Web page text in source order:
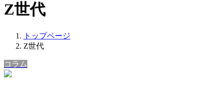
Z世代
トップページ
Z世代
コラム